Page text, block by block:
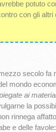
potuto
con gli altri
secolo fa
mondo
ai
la
rinnega
e delle